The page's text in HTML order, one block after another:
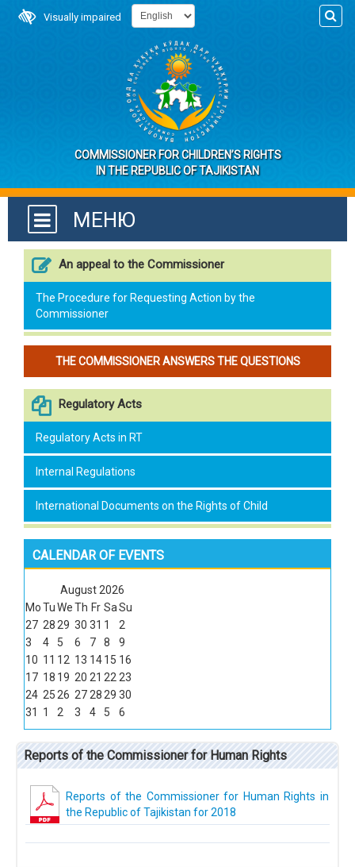
Visually impaired
COMMISSIONER FOR CHILDREN’S RIGHTS
IN THE REPUBLIC OF TAJIKISTAN
МЕНЮ
An appeal to the Commissioner
The Procedure for Requesting Action by the
Commissioner
THE COMMISSIONER ANSWERS THE QUESTIONS
Regulatory Acts
Regulatory Acts in RT
Internal Regulations
International Documents on the Rights of Child
CALENDAR OF EVENTS
August2026
MoTuWeTh Fr SaSu
27 2829 30 31 1
2
3
4 5 6 7 8
9
10 11 12 13 1415 16
17 18 19 20 21 2223
24 2526 272829 30
31
1 2 3 4 5 6
Reports of the Commissioner for Human Rights
Reports of the Commissioner for Human Rights in
the Republic of Tajikistan for 2018